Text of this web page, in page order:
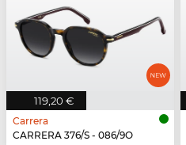
119,20 €
Carrera
CARRERA 376/S - 086/9O